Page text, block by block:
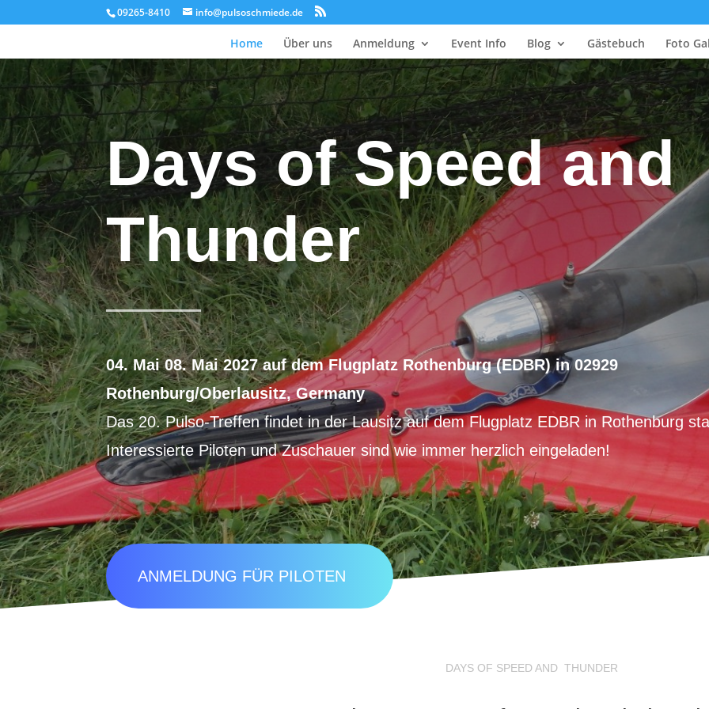
09265-8410 info@pulsoschmiede.de
Home Über uns Anmeldung Event Info Blog Gästebuch Foto
Days of Speed and
Thunder
04. Mai 08. Mai 2027 auf dem Flugplatz Rothenburg (EDBR) in 02929
Rothenburg/Oberlausitz, Germany
Das 20. Pulso-Treffen findet in der Lausitz auf dem Flugplatz EDBR in Rothenburg
Interessierte Piloten und Zuschauer sind wie immer herzlich eingeladen!
ANMELDUNG FÜR PILOTEN
DAYS OF SPEED AND THUNDER